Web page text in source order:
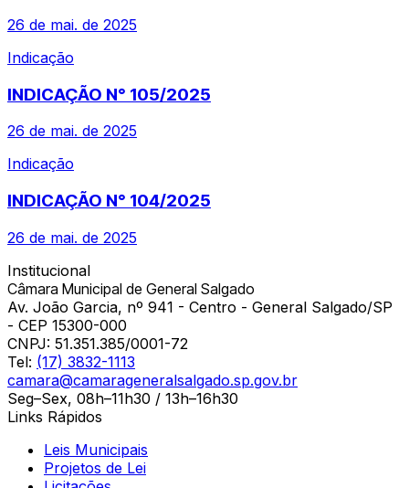
26 de mai. de 2025
Indicação
INDICAÇÃO N° 105/2025
26 de mai. de 2025
Indicação
INDICAÇÃO N° 104/2025
26 de mai. de 2025
Institucional
Câmara Municipal de General Salgado
Av. João Garcia, nº 941 - Centro - General Salgado/SP
- CEP 15300-000
CNPJ: 51.351.385/0001-72
Tel: (17) 3832-1113
camara@camarageneralsalgado.sp.gov.br
Seg–Sex, 08h–11h30 / 13h–16h30
Links Rápidos
Leis Municipais
Projetos de Lei